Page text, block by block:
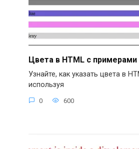
Цвета в HTML с примерами
Узнайте, как указать цвета в
используя
0 600